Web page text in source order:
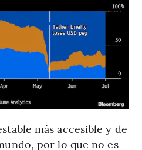
más accesible y de
por lo que no es